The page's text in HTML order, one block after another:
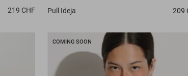
219 CHF Pull Ideja 209
COMING SOON